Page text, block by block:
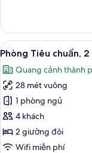
Phòng
Premium,
1
giường
cỡ
king,
góc
Xem
tất
cả
ảnh
Phòng
Tiêu
chuẩn,
2
6
Phòng Tiêu chuẩn,
Quang cảnh thành
28 mét vuông
1 phòng ngủ
4 khách
2 giường đôi
Wifi miễn phí